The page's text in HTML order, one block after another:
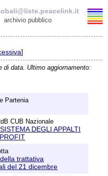
archivio pubblico
]
di data. Ultimo aggiornamento:
Partenia
CUB Nazionale
DEGLI APPALTI
trattativa
del 21 dicembre